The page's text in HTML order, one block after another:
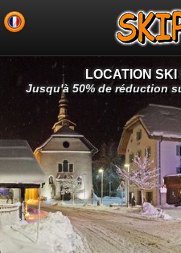
LOCATION
Jusqu'à 50% de réduction